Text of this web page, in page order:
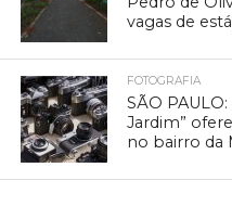
vagas de
FOTOGRAFIA
SÃO
Jardim”
no bairro da